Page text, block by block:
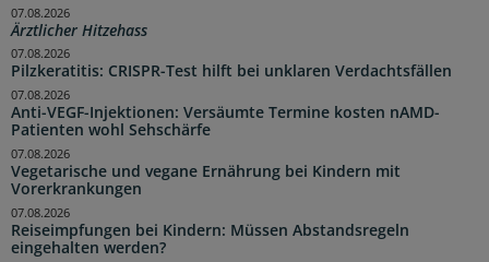
Ärztlicher Hitzehass
07.08.2026
Pilzkeratitis: CRISPR-Test hilft bei unklaren Verdachtsfällen
07.08.2026
Anti-VEGF-Injektionen: Versäumte Termine kosten nAMD-
Patienten wohl Sehschärfe
07.08.2026
Vegetarische und vegane Ernährung bei Kindern mit
Vorerkrankungen
07.08.2026
Reiseimpfungen bei Kindern: Müssen Abstandsregeln
eingehalten werden?
07.08.2026